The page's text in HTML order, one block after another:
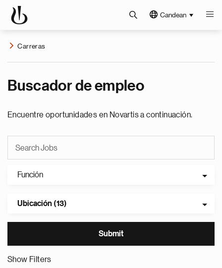
Candean
Carreras
Buscador de empleo
Encuentre oportunidades en Novartis a continuación.
Función
Ubicación (13)
Show Filters